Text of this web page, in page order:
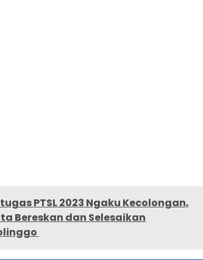
PTSL 2023 Ngaku Kecolongan,
Bereskan dan Selesaikan